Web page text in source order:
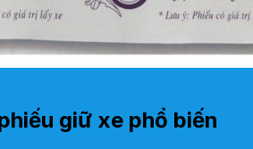
giữ xe phổ biến